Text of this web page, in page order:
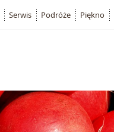
Serwis Podróże Piękno